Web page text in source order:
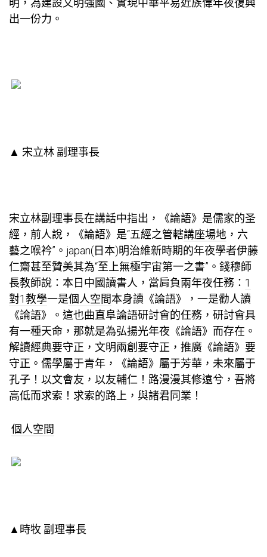
明，為建設文明強國、實現中華平易近族偉年夜復興
出一份力。
▲ 宋立林 副理事長
宋立林副理事長在講話中指出，《論語》是儒家的圣
經，前人說，《論語》是“五經之管轄講座場地 ，六
藝之喉衿”。japan(日本)明治維新時期的年夜學者伊藤
仁齋甚至贊美其為“至上無極宇宙第一之書”。錢穆師
長教師說：本日中國讀書人，當肩負兩年夜任務： 1
對1教學一是個人空間本身讀《論語》，一是勸人讀
《論語》。這也曲直阜論語研討會的任務，研討會具
有一種天命，那就是為弘揚光年夜《論語》而存在。
解讀經典要守正，文明兩創要守正，推廣《論語》要
守正。儒學屬于青年，《論語》屬于芳華，未來屬于
孔子！以文會友，以友輔仁！路漫漫其修遠兮，吾將
高低而求索！求索的路上，與諸君同業！
個人空間
▲時牧 副理事長